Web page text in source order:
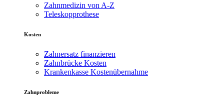
Zahnmedizin von A-Z
Teleskopprothese
Kosten
Zahnersatz finanzieren
Zahnbrücke Kosten
Krankenkasse Kostenübernahme
Zahnprobleme